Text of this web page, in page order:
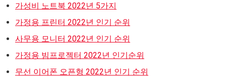
가성비 노트북 2022년 5가지
가정용 프린터 2022년 인기 순위
사무용 모니터 2022년 인기 순위
가정용 빔프로젝터 2022년 인기순위
무선 이어폰 오픈형 2022년 인기 순위